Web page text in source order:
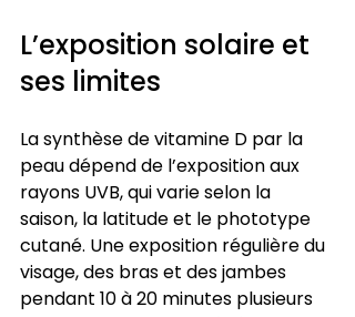
L’exposition solaire et
ses limites
La synthèse de vitamine D par la
peau dépend de l’exposition aux
rayons UVB, qui varie selon la
saison, la latitude et le phototype
cutané. Une exposition régulière du
visage, des bras et des jambes
pendant 10 à 20 minutes plusieurs